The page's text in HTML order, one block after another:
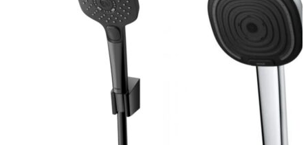
chính hãng sản phẩm COTTO với giá cả cạnh tranh và dịch vụ
khách hàng chuyên nghiệp.
Liên hệ ngay với Kim Quốc Tiến để được tư vấn và đặt mua
Thiết Bị Vệ Sinh Vòi Sen COTTO
Thiết Bị Vệ Sinh Cotto